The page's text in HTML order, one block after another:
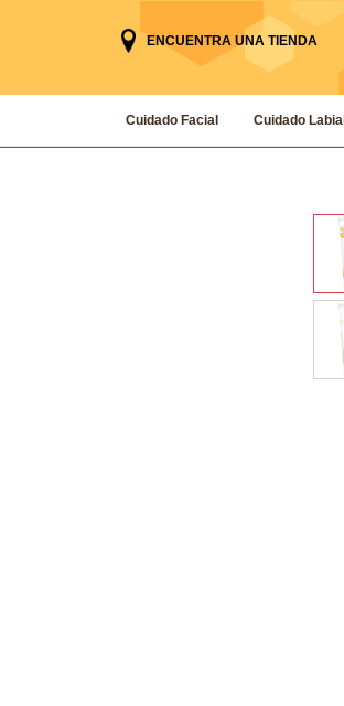
ENCUENTRA UNA TIENDA
Cuidado Facial Cuidado Labial